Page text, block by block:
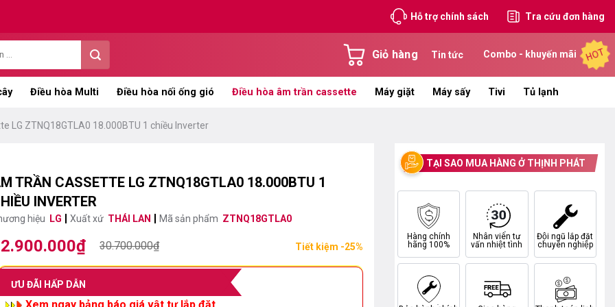
Hỗ trợ chính sách Tra cứu đơn hàng
Giỏ hàng Tin tức Combo - khuyến mãi HOT
Điều hòa Multi Điều hòa nối ống gió Điều hòa âm trần cassette Máy giặt Máy sấy Tivi Tủ lạnh
LG ZTNQ18GTLA0 18.000BTU 1 chiều Inverter
TRẦN CASSETTE LG ZTNQ18GTLA0 18.000BTU 1
INVERTER
hiệu LG Xuất xứ THÁI LAN Mã sản phẩm ZTNQ18GTLA0
30.700.000₫
₫ Tiết kiệm -25%
ƯU ĐÃI HẤP DẪN
Xem ngay bảng báo giá vật tư lắp đặt
TẠI SAO MUA HÀNG Ở THỊNH PHÁT
Hàng chính
hãng 100%
Nhân viên tư
vấn nhiệt tình
Đội ngũ lắp đặt
chuyên nghiệp